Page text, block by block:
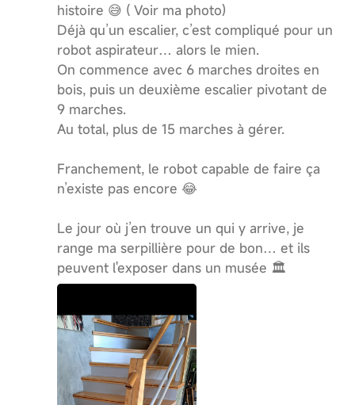
histoire 😅 ( Voir ma photo)
Déjà qu’un escalier, c’est compliqué pour un
robot aspirateur… alors le mien.
On commence avec 6 marches droites en
bois, puis un deuxième escalier pivotant de
9 marches.
Au total, plus de 15 marches à gérer.
Franchement, le robot capable de faire ça
n’existe pas encore 😂
Le jour où j’en trouve un qui y arrive, je
range ma serpillière pour de bon… et ils
peuvent l'exposer dans un musée 🏛️